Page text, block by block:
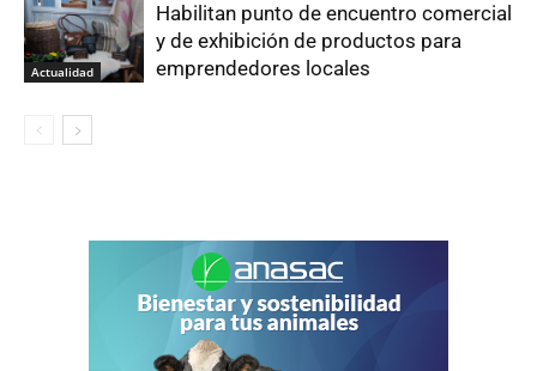
Actualidad
Habilitan punto de encuentro comercial
y de exhibición de productos para
emprendedores locales